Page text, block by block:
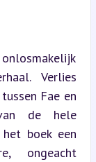
Verlies
Fae en
de hele
boek een
ongeacht